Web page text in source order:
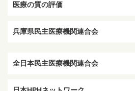
医療の質の評価
兵庫県民主医療機関連合会
全日本民主医療機関連合会